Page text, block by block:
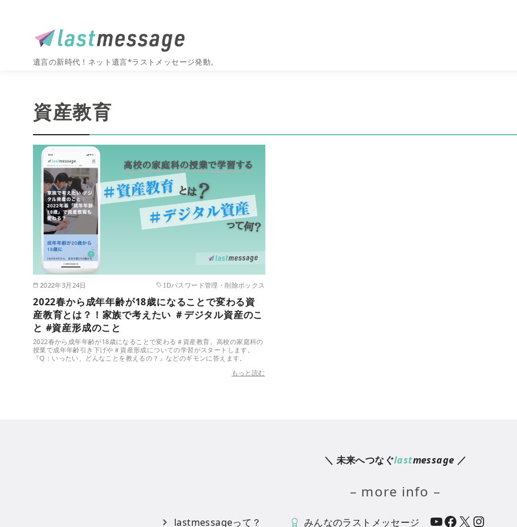
遺言の新時代！ネット遺言*ラストメッセージ発動。
資産教育
2022年3月24日 IDパスワード管理・削除ボックス
2022春から成年年齢が18歳になることで変わる資
産教育とは？！家族で考えたい ＃デジタル資産のこ
と #資産形成のこと
2022春から成年年齢が18歳になることで変わる＃資産教育。高校の家庭科の
授業で成年年齢引き下げや＃資産形成についての学習がスタートします。
『Q：いったい、どんなことを教えるの？』などのギモンに答えます。
もっと読む
＼ 未来へつなぐlastmessage ／
– more info –
lastmessageって？ みんなのラストメッセージ YouTube Facebook X Instagram